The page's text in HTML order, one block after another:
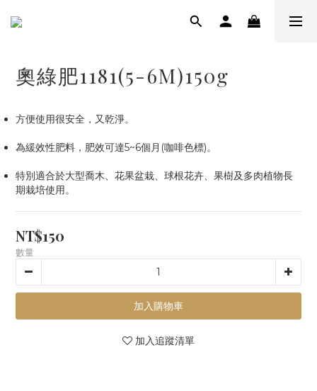
奧綠肥1181(5-6M)150g
方便使用很安全，又乾淨。
為緩效性肥料，肥效可達5~6個月(咖啡色標)。
特別適合於大型喬木、花果盆栽、球根花卉、果樹及多肉植物長
期栽培使用。
NT$150
數量
加入購物車
加入追蹤清單